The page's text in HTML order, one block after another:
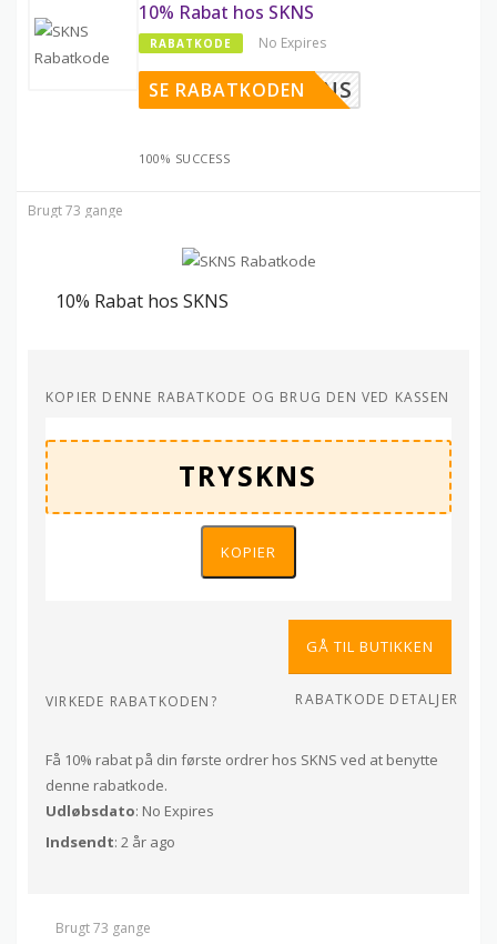
10% Rabat hos SKNS
RABATKODE No Expires
TRYSKNS
SE RABATKODEN
100% SUCCESS
Brugt 73 gange
10% Rabat hos SKNS
KOPIER DENNE RABATKODE OG BRUG DEN VED KASSEN
KOPIER
GÅ TIL BUTIKKEN
VIRKEDE RABATKODEN? RABATKODE DETALJER
Få 10% rabat på din første ordrer hos SKNS ved at benytte
denne rabatkode.
Udløbsdato: No Expires
Indsendt: 2 år ago
Brugt 73 gange